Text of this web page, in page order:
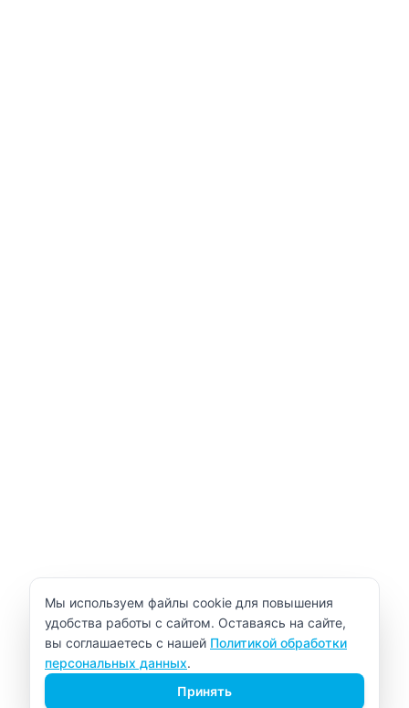
Уведомление об использовании cookie
Мы используем файлы cookie для повышения
удобства работы с сайтом. Оставаясь на сайте,
вы соглашаетесь с нашей Политикой обработки
персональных данных.
Принять